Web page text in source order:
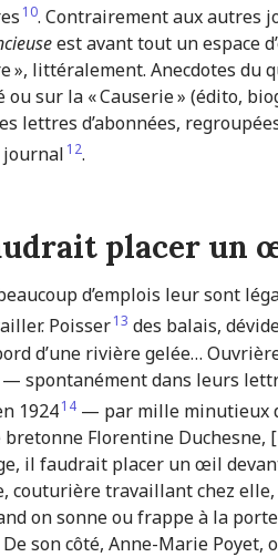
10. Contrairement aux autres
est avant tout un espace
», littéralement. Anecdotes du
ou sur la « Causerie » (édito,
lettres d’abonnées,
12.
placer un
d’emplois leur sont
Poisser13 des balais,
d’une rivière gelée…
spontanément dans leurs
192414— par mille minutieux
bretonne Florentine
il faudrait placer un œil devant
couturière travaillant chez elle,
on sonne ou frappe à la
son côté, Anne-Marie Poyet,